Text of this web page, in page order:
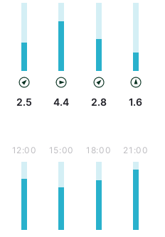
2.5 4.4 2.8 1.6
12:00 15:00 18:00 21:00